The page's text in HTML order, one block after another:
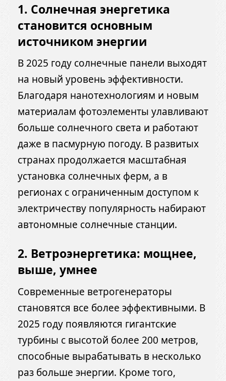
1. Солнечная энергетика
становится основным
источником энергии
В 2025 году солнечные панели выходят
на новый уровень эффективности.
Благодаря нанотехнологиям и новым
материалам фотоэлементы улавливают
больше солнечного света и работают
даже в пасмурную погоду. В развитых
странах продолжается масштабная
установка солнечных ферм, а в
регионах с ограниченным доступом к
электричеству популярность набирают
автономные солнечные станции.
2. Ветроэнергетика: мощнее,
выше, умнее
Современные ветрогенераторы
становятся все более эффективными. В
2025 году появляются гигантские
турбины с высотой более 200 метров,
способные вырабатывать в несколько
раз больше энергии. Кроме того,